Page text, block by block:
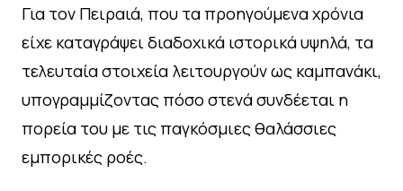
Για τον Πειραιά, που τα προηγούμενα χρόνια
είχε καταγράψει διαδοχικά ιστορικά υψηλά, τα
τελευταία στοιχεία λειτουργούν ως καμπανάκι,
υπογραμμίζοντας πόσο στενά συνδέεται η
πορεία του με τις παγκόσμιες θαλάσσιες
εμπορικές ροές.